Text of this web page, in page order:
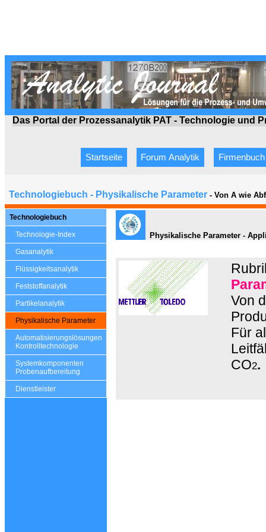
Das Portal der Prozessanalytik PAT - Technologie und
Startseite Forum Analytik Firmenbuch
Technologiebuch - Physikalische Parameter - Von A wie
Technologiebuch
Technologie-Index
Gasanalytik
Flüssigkeitsanalytik
Feststoffanalytik
Partikelanalytik
Physikalische Parameter
Automatisierungslösungen
Kontrolltechnologie
Systemkomponenten
Probenaufbereitung
Dienstleister
Physikalische Parameter -
Von
Für
CO2.